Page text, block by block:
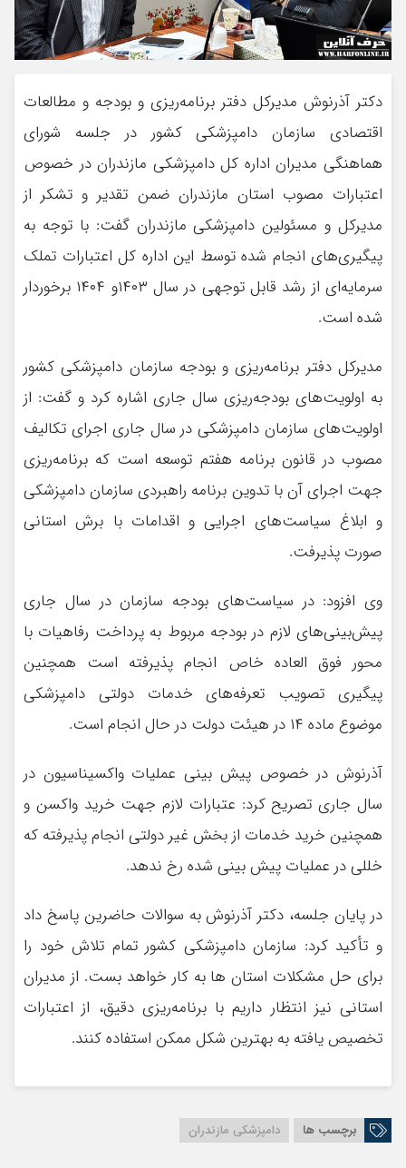
دکتر آذرنوش مدیرکل دفتر برنامه‌ریزی و بودجه و مطالعات
اقتصادی سازمان دامپزشکی کشور در جلسه شورای
هماهنگی مدیران اداره کل دامپزشکی مازندران در خصوص
اعتبارات مصوب استان مازندران ضمن تقدیر و تشکر از
مدیرکل و مسئولین دامپزشکی مازندران گفت: با توجه به
پیگیری‌های انجام شده توسط این اداره کل اعتبارات تملک
سرمایه‌ای از رشد قابل توجهی در سال ۱۴۰۳و ۱۴۰۴ برخوردار
شده است.
مدیرکل دفتر برنامه‌ریزی و بودجه سازمان دامپزشکی کشور
به اولویت‌های بودجه‌ریزی سال جاری اشاره کرد و گفت: از
اولویت‌های سازمان دامپزشکی در سال جاری اجرای تکالیف
مصوب در قانون برنامه هفتم توسعه است که برنامه‌ریزی
جهت اجرای آن با تدوین برنامه راهبردی سازمان دامپزشکی
و ابلاغ سیاست‌های اجرایی و اقدامات با برش استانی
صورت پذیرفت.
وی افزود: در سیاست‌های بودجه سازمان در سال جاری
پیش‌بینی‌های لازم در بودجه مربوط به پرداخت رفاهیات با
محور فوق العاده خاص انجام پذیرفته است همچنین
پیگیری تصویب تعرفه‌های خدمات دولتی دامپزشکی
موضوع ماده ۱۴ در هیئت دولت در حال انجام است.
آذرنوش در خصوص پیش بینی عملیات واکسیناسیون در
سال جاری تصریح کرد: عتبارات لازم جهت خرید واکسن و
همچنین خرید خدمات از بخش غیر دولتی انجام پذیرفته که
خللی در عملیات پیش بینی شده رخ ندهد.
در پایان جلسه، دکتر آذرنوش به سوالات حاضرین پاسخ داد
و تأکید کرد: سازمان دامپزشکی کشور تمام تلاش خود را
برای حل مشکلات استان ها به کار خواهد بست. از مدیران
استانی نیز انتظار داریم با برنامه‌ریزی دقیق، از اعتبارات
تخصیص یافته به بهترین شکل ممکن استفاده کنند.
برچسب ها دامپزشکی مازندران